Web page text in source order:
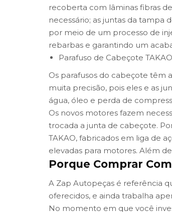
recoberta com lâminas fibras
necessário; as juntas da tampa
por meio de um processo de
rebarbas e garantindo um
Parafuso de Cabeçote TAKAO
Os parafusos do cabeçote têm
muita precisão, pois eles e as
água, óleo e perda de
Os novos motores fazem
trocada a junta de cabeçote.
TAKAO, fabricados em liga de
elevadas para motores. Além
Porque Comprar
A Zap Autopeças é referência
oferecidos, e ainda trabalha
No momento em que você